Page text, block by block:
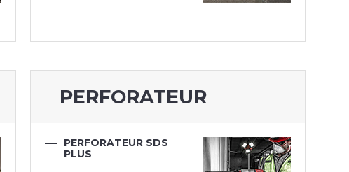
PERFORATEUR
PERFORATEUR SDS
PLUS